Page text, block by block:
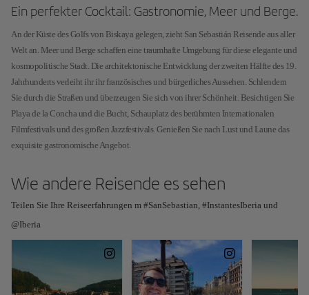
Ein perfekter Cocktail: Gastronomie, Meer und Berge.
An der Küste des Golfs von Biskaya gelegen, zieht San Sebastián Reisende aus aller
Welt an. Meer und Berge schaffen eine traumhafte Umgebung für diese elegante und
kosmopolitische Stadt. Die architektonische Entwicklung der zweiten Hälfte des 19.
Jahrhunderts verleiht ihr ihr französisches und bürgerliches Aussehen. Schlendern
Sie durch die Straßen und überzeugen Sie sich von ihrer Schönheit. Besichtigen Sie
Playa de la Concha und die Bucht, Schauplatz des berühmten Internationalen
Filmfestivals und des großen Jazzfestivals. Genießen Sie nach Lust und Laune das
exquisite gastronomische Angebot.
Wie andere Reisende es sehen
Teilen Sie Ihre Reiseerfahrungen m #SanSebastian, #InstantesIberia und
@Iberia